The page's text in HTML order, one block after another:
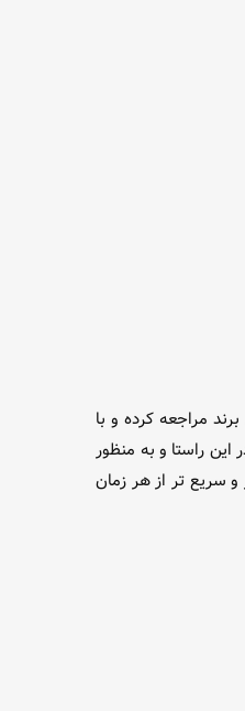
مراجعه کرده و با
راستا و به منظور
سریع تر از هر زمان